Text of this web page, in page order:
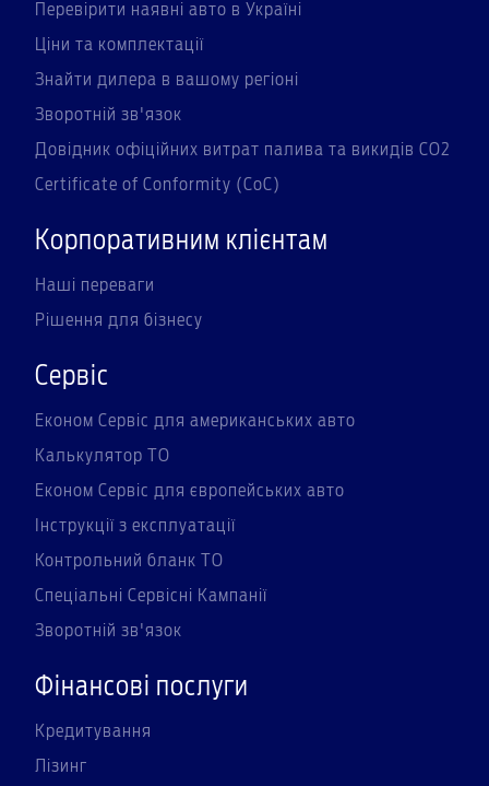
Перевірити наявні авто в Україні
Ціни та комплектації
Знайти дилера в вашому регіоні
Зворотній зв'язок
Довідник офіційних витрат палива та викидів СО2
Certificate of Conformity (CoC)
Корпоративним клієнтам
Наші переваги
Рішення для бізнесу
Сервіс
Економ Сервіс для американських авто
Калькулятор ТО
Економ Сервіс для європейських авто
Інструкції з експлуатації
Контрольний бланк ТО
Спеціальні Сервісні Кампанії
Зворотній зв'язок
Фінансові послуги
Кредитування
Лізинг